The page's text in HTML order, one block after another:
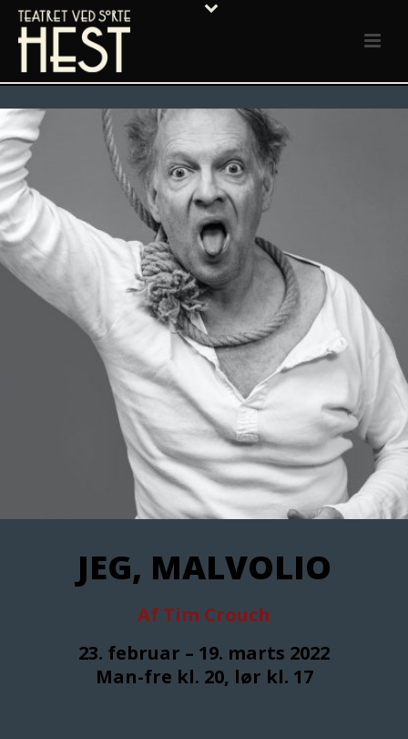
JEG, MALVOLIO
Af Tim Crouch
23. februar – 19. marts 2022
Man-fre kl. 20, lør kl. 17